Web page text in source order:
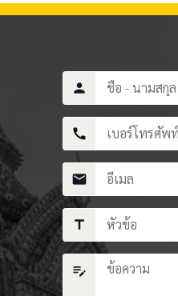
person
call
mail
title
edit_note